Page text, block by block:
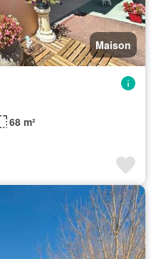
Maison
68 m²